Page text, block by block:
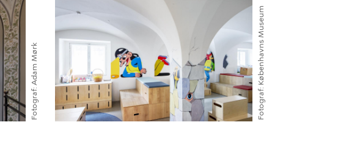
Fotograf
Adam Mørk
Fotograf
Københavns Museum